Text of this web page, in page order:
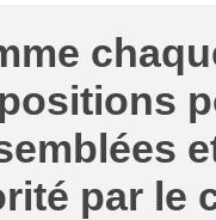
par le